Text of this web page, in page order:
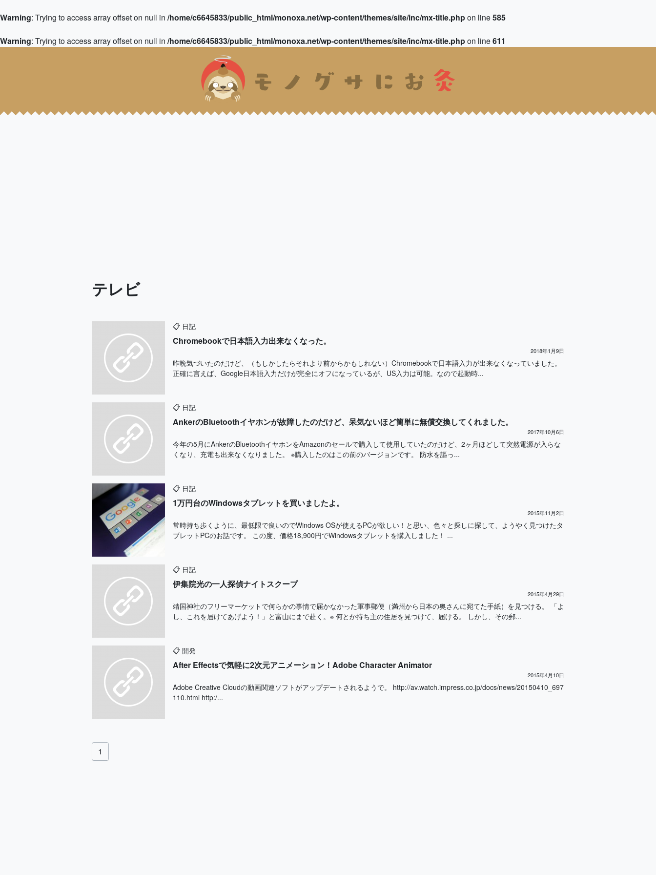
Warning: Trying to access array offset on null in /home/c6645833/public_html/monoxa.net/wp-content/themes/site/inc/mx-title.phpon line585
Warning: Trying to access array offset on null in /home/c6645833/public_html/monoxa.net/wp-content/themes/site/inc/mx-title.phpon line611
テレビ
📋 日記
Chromebookで日本語入力出来なくなった。
2018年1月9日
昨晩気づいたのだけど、（もしかしたらそれより前からかもしれない）Chromebookで日本語入力が出来なくなっていました。
正確に言えば、Google日本語入力だけが完全にオフになっているが、US入力は可能。なので起動時...
📋 日記
AnkerのBluetoothイヤホンが故障したのだけど、呆気ないほど簡単に無償交換してくれました。
2017年10月6日
今年の5月にAnkerのBluetoothイヤホンをAmazonのセールで購入して使用していたのだけど、2ヶ月ほどして突然電源が入らな
くなり、充電も出来なくなりました。 ※購入したのはこの前のバージョンです。 防水を謳っ...
📋 日記
1万円台のWindowsタブレットを買いましたよ。
2015年11月2日
常時持ち歩くように、最低限で良いのでWindows OSが使えるPCが欲しい！と思い、色々と探しに探して、ようやく見つけたタ
ブレットPCのお話です。 この度、価格18,900円でWindowsタブレットを購入しました！ ...
📋 日記
伊集院光の一人探偵ナイトスクープ
2015年4月29日
靖国神社のフリーマーケットで何らかの事情で届かなかった軍事郵便（満州から日本の奥さんに宛てた手紙）を見つける。 「よ
し、これを届けてあげよう！」と富山にまで赴く。※ 何とか持ち主の住居を見つけて、届ける。 しかし、その郵...
📋 開発
After Effectsで気軽に2次元アニメーション！Adobe Character Animator
2015年4月10日
Adobe Creative Cloudの動画関連ソフトがアップデートされるようで。 http://av.watch.impress.co.jp/docs/news/20150410_697
110.html http:/...
1